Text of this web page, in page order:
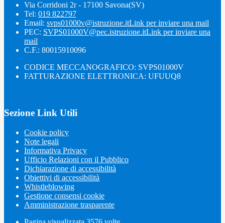
Via Corridoni 2r - 17100 Savona(SV)
Tel: 019 822797
Email: svps01000v@istruzione.itLink per inviare una mail
PEC: SVPS01000V@pec.istruzione.itLink per inviare una
mail
C.F.: 80015910096
CODICE MECCANOGRAFICO: SVPS01000V
FATTURAZIONE ELETTRONICA: UFUUQ8
Sezione Link Utili
Cookie policy
Note legali
Informativa Privacy
Ufficio Relazioni con il Pubblico
Dichiarazione di accessibilità
Obiettivi di accessibilità
Whistleblowing
Gestione consensi cookie
Amministrazione trasparente